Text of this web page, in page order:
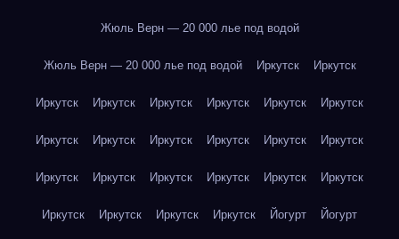
Жюль Верн — 20 000 лье под водой
Жюль Верн — 20 000 лье под водой Иркутск Иркутск
Иркутск Иркутск Иркутск Иркутск Иркутск Иркутск
Иркутск Иркутск Иркутск Иркутск Иркутск Иркутск
Иркутск Иркутск Иркутск Иркутск Иркутск Иркутск
Иркутск Иркутск Иркутск Иркутск Йогурт Йогурт